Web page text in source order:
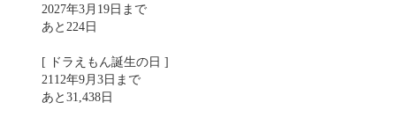
2027年3月19日まで
あと224日
[ ドラえもん誕生の日 ]
2112年9月3日まで
あと31,438日